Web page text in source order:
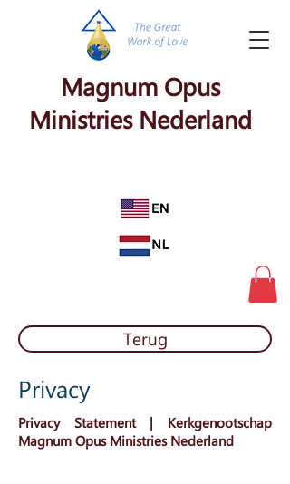
Magnum Opus
Ministries Nederland
Terug
Privacy
Privacy Statement | Kerkgenootschap
Magnum Opus Ministries Nederland